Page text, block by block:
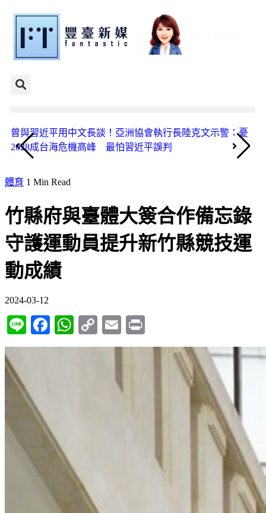
曾與習近平用中文長談！亞洲協會執行長陸克文示警：憂
2028成台海危機高峰 最怕習近平誤判
體育 1 Min Read
竹縣府與臺體大簽合作備忘錄
守護運動員提升新竹縣競技運
動成績
2024-03-12
LineFacebook
WhatsApp
Copy
Link
Email